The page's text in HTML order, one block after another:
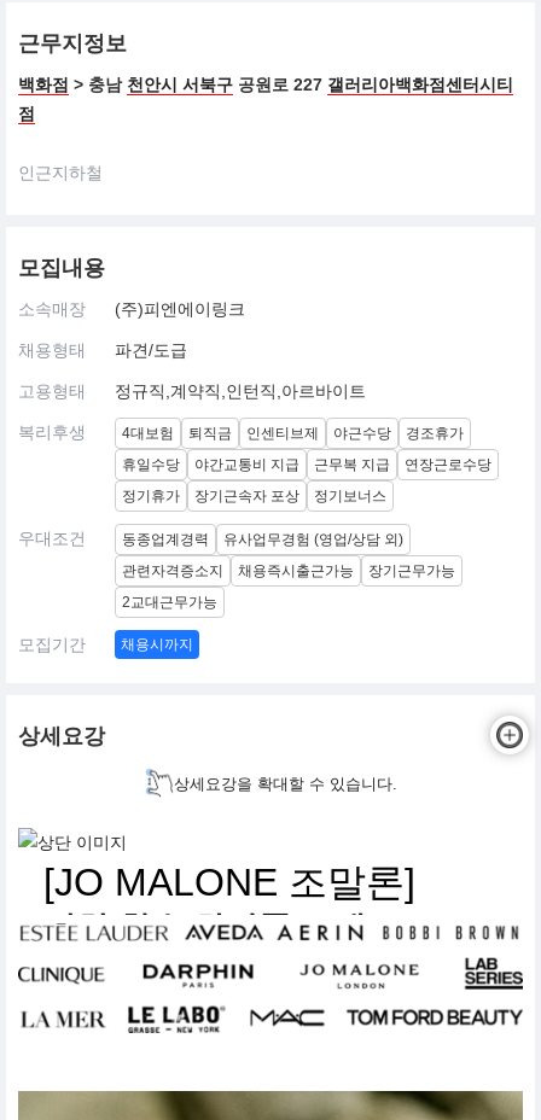
근무지정보
백화점 > 충남 천안시 서북구 공원로 227 갤러리아백화점센터시티
점
인근지하철
모집내용
소속매장 (주)피엔에이링크
채용형태 파견/도급
고용형태 정규직,계약직,인턴직,아르바이트
복리후생 4대보험 퇴직금 인센티브제 야근수당
경조휴가
휴일수당
야간교통비 지급 근무복 지급
연장근로수당
정기휴가
장기근속자 포상 정기보너스
우대조건 동종업계경력
유사업무경험 (영업/상담 외)
관련자격증소지
채용즉시출근가능
장기근무가능
2교대근무가능
모집기간 채용시까지
상세요강
상세요강을 확대할 수 있습니다.
[JO MALONE 조말론]
니치 향수 화장품 브랜드
뷰티 아티스트 채용